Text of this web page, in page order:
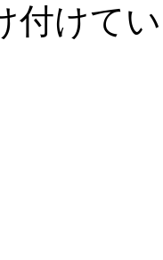
付けて